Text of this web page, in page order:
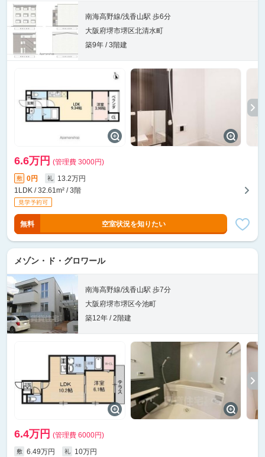
南海高野線/浅香山駅 歩6分
大阪府堺市堺区北清水町
築9年 / 3階建
6.6万円 (管理費 3000円)
敷 0円 礼
13.2万円
1LDK / 32.61m² / 3階
無料 空室状況を知りたい
メゾン・ド・グロワール
南海高野線/浅香山駅 歩7分
大阪府堺市堺区今池町
築12年 / 2階建
6.4万円 (管理費 6000円)
敷 6.49万円 礼
10万円